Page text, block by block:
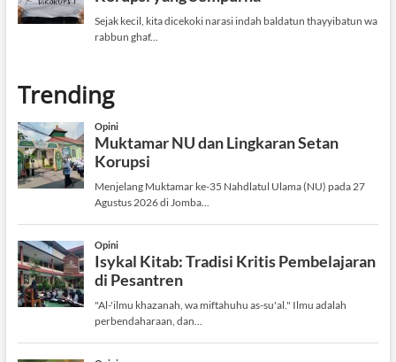
Trending